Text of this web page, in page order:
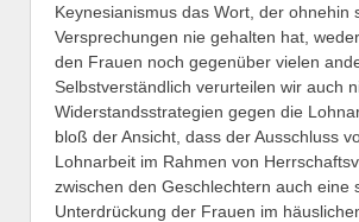
Keynesianismus das Wort, der ohnehin
Versprechungen nie gehalten hat,
den Frauen noch gegenüber vielen
Selbstverständlich verurteilen wir auch
Widerstandsstrategien gegen die
bloß der Ansicht, dass der Ausschluss
Lohnarbeit im Rahmen von
zwischen den Geschlechtern auch eine
Unterdrückung der Frauen im